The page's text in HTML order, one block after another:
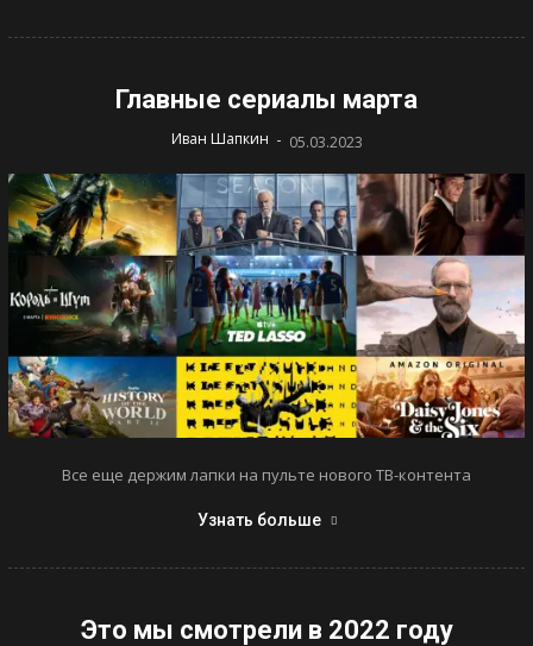
Главные сериалы марта
Иван Шапкин - 05.03.2023
Все еще держим лапки на пульте нового ТВ-контента
Узнать больше
Это мы смотрели в 2022 году